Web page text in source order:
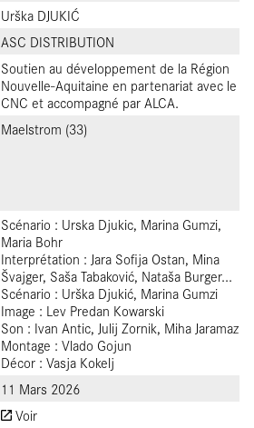
Urška DJUKIĆ
ASC DISTRIBUTION
Soutien au développement de la Région
Nouvelle-Aquitaine en partenariat avec le
CNC et accompagné par ALCA.
Maelstrom (33)
Scénario : Urska Djukic, Marina Gumzi,
Maria Bohr
Interprétation : Jara Sofija Ostan, Mina
Švajger, Saša Tabaković, Nataša Burger...
Scénario : Urška Djukić, Marina Gumzi
Image : Lev Predan Kowarski
Son : Ivan Antic, Julij Zornik, Miha Jaramaz
Montage : Vlado Gojun
Décor : Vasja Kokelj
11 Mars 2026
Voir